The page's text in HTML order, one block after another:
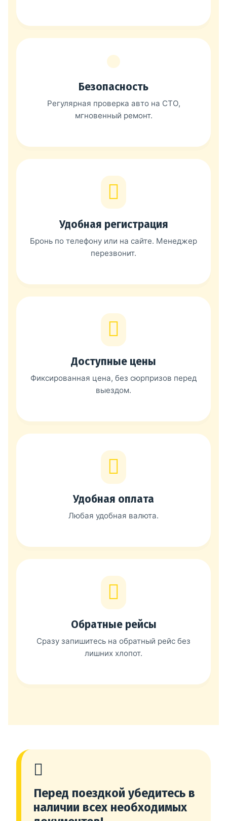
Безопасность
Регулярная проверка авто на СТО,
мгновенный ремонт.
Удобная регистрация
Бронь по телефону или на сайте. Менеджер
перезвонит.
Доступные цены
Фиксированная цена, без сюрпризов перед
выездом.
Удобная оплата
Любая удобная валюта.
Обратные рейсы
Сразу запишитесь на обратный рейс без
лишних хлопот.
Перед поездкой убедитесь в
наличии всех необходимых